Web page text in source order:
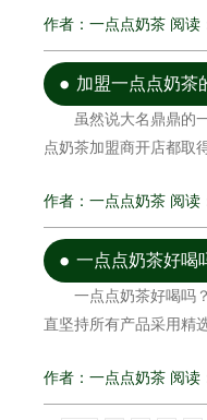
作者：一点点奶茶 阅读
加盟一点点奶茶
虽然说大名鼎鼎的
点奶茶加盟商开店都取
作者：一点点奶茶 阅读
一点点奶茶好喝
一点点奶茶好喝吗
直坚持所有产品采用精
作者：一点点奶茶 阅读